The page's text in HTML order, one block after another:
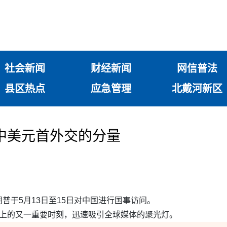
社会新闻 财经新闻
网信普法
县区热点
应急管理 北戴河新区
美元首外交的分量
于5月13日至15日对中国进行国事访问。
又一重要时刻，迅速吸引全球媒体的聚光灯。